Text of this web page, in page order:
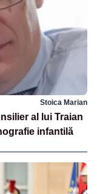
Stoica Marian
al lui Traian
infantilă